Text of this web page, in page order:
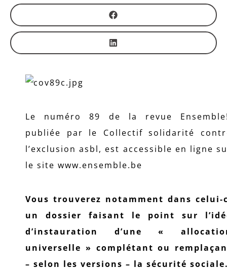
Le numéro 89 de la revue
publiée par le Collectif solidarité
l’exclusion asbl, est accessible en ligne
le site www.ensemble.be
Vous trouverez notamment dans celui-
un dossier faisant le point sur
d’instauration d’une «
universelle » complétant ou
– selon les versions – la sécurité